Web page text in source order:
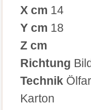
X cm 14
Y cm 18
Z cm
Richtung
Technik
Karton